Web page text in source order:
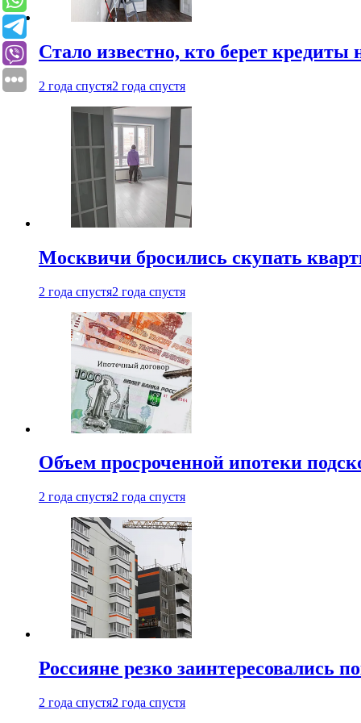
Стало известно, кто берет кредиты
2 года спустя2 года спустя
Москвичи бросились скупать
2 года спустя2 года спустя
Объем просроченной ипотеки
2 года спустя2 года спустя
Россияне резко заинтересовались
2 года спустя2 года спустя